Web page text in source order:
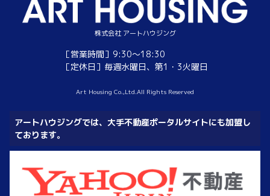
株式会社 アートハウジング
［営業時間］9:30～18:30
［定休日］毎週水曜日、第1・3火曜日
Art Housing Co.,Ltd.All Rights Reserved
アートハウジングでは、大手不動産ポータルサイトにも加盟し
ております。